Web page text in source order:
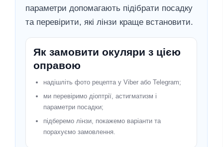
параметри допомагають підібрати посадку
та перевірити, які лінзи краще встановити.
Як замовити окуляри з цією
оправою
надішліть фото рецепта у Viber або Telegram;
ми перевіримо діоптрії, астигматизм і
параметри посадки;
підберемо лінзи, покажемо варіанти та
порахуємо замовлення.